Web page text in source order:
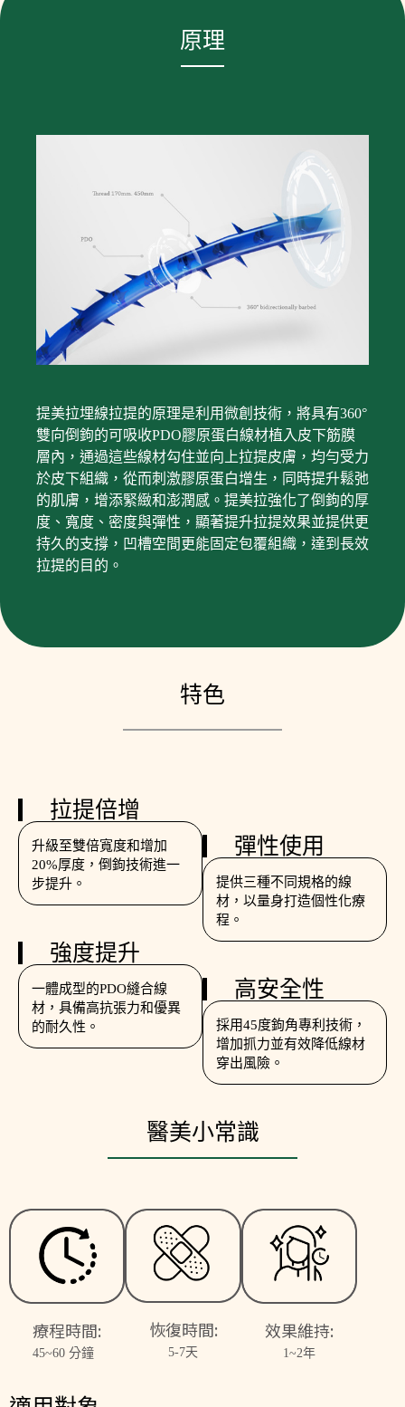
原理
提美拉埋線拉提的原理是利用微創技術，將具有360°
雙向倒鉤的可吸收PDO膠原蛋白線材植入皮下筋膜
層內，通過這些線材勾住並向上拉提皮膚，均勻受力
於皮下組織，從而刺激膠原蛋白增生，同時提升鬆弛
的肌膚，增添緊緻和澎潤感。提美拉強化了倒鉤的厚
度、寬度、密度與彈性，顯著提升拉提效果並提供更
持久的支撐，凹槽空間更能固定包覆組織，達到長效
拉提的目的。
特色
拉提倍增
升級至雙倍寬度和增加
20%厚度，倒鉤技術進一
步提升。
強度提升
一體成型的PDO縫合線
材，具備高抗張力和優異
的耐久性。
彈性使用
提供三種不同規格的線
材，以量身打造個性化療
程。
高安全性
採用45度鉤角專利技術，
增加抓力並有效降低線材
穿出風險。
醫美小常識
療程時間:
45~60 分鐘
恢復時間:
5-7天
效果維持:
1~2年